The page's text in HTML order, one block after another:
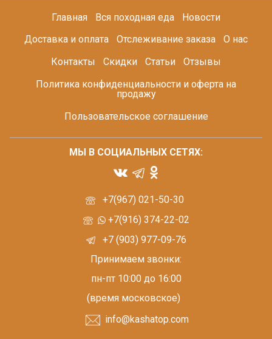
Главная Вся походная еда
Новости
Доставка и оплата
Отслеживание заказа
О нас
Контакты
Скидки Статьи
Отзывы
Политика конфиденциальности и оферта на
продажу
Пользовательское соглашение
+7(967) 021-50-30
+7(916) 374-22-02
+7 (903) 977-09-76
Принимаем звонки:
пн-пт 10:00 до 16:00
(время московское)
info@kashatop.com
МЫ В СОЦИАЛЬНЫХ СЕТЯХ: